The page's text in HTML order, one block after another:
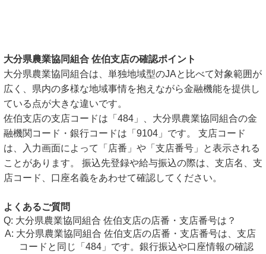
大分県農業協同組合 佐伯支店の確認ポイント
大分県農業協同組合は、単独地域型のJAと比べて対象範囲が
広く、県内の多様な地域事情を抱えながら金融機能を提供し
ている点が大きな違いです。
佐伯支店の支店コードは「484」、大分県農業協同組合の金
融機関コード・銀行コードは「9104」です。 支店コード
は、入力画面によって「店番」や「支店番号」と表示される
ことがあります。 振込先登録や給与振込の際は、支店名、支
店コード、口座名義をあわせて確認してください。
よくあるご質問
大分県農業協同組合 佐伯支店の店番・支店番号は？
大分県農業協同組合 佐伯支店の店番・支店番号は、支店
コードと同じ「484」です。銀行振込や口座情報の確認